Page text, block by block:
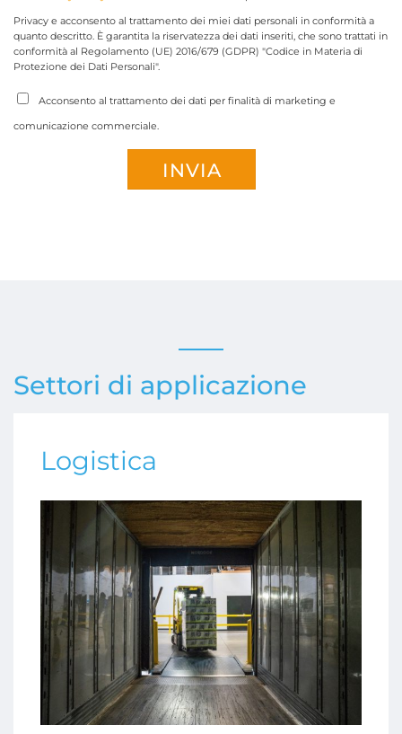
Privacy e acconsento al trattamento dei miei dati personali in conformità a
quanto descritto. È garantita la riservatezza dei dati inseriti, che sono trattati in
conformità al Regolamento (UE) 2016/679 (GDPR) "Codice in Materia di
Protezione dei Dati Personali".
Acconsento al trattamento dei dati per finalità di marketing e
comunicazione commerciale.
Settori di applicazione
Logistica